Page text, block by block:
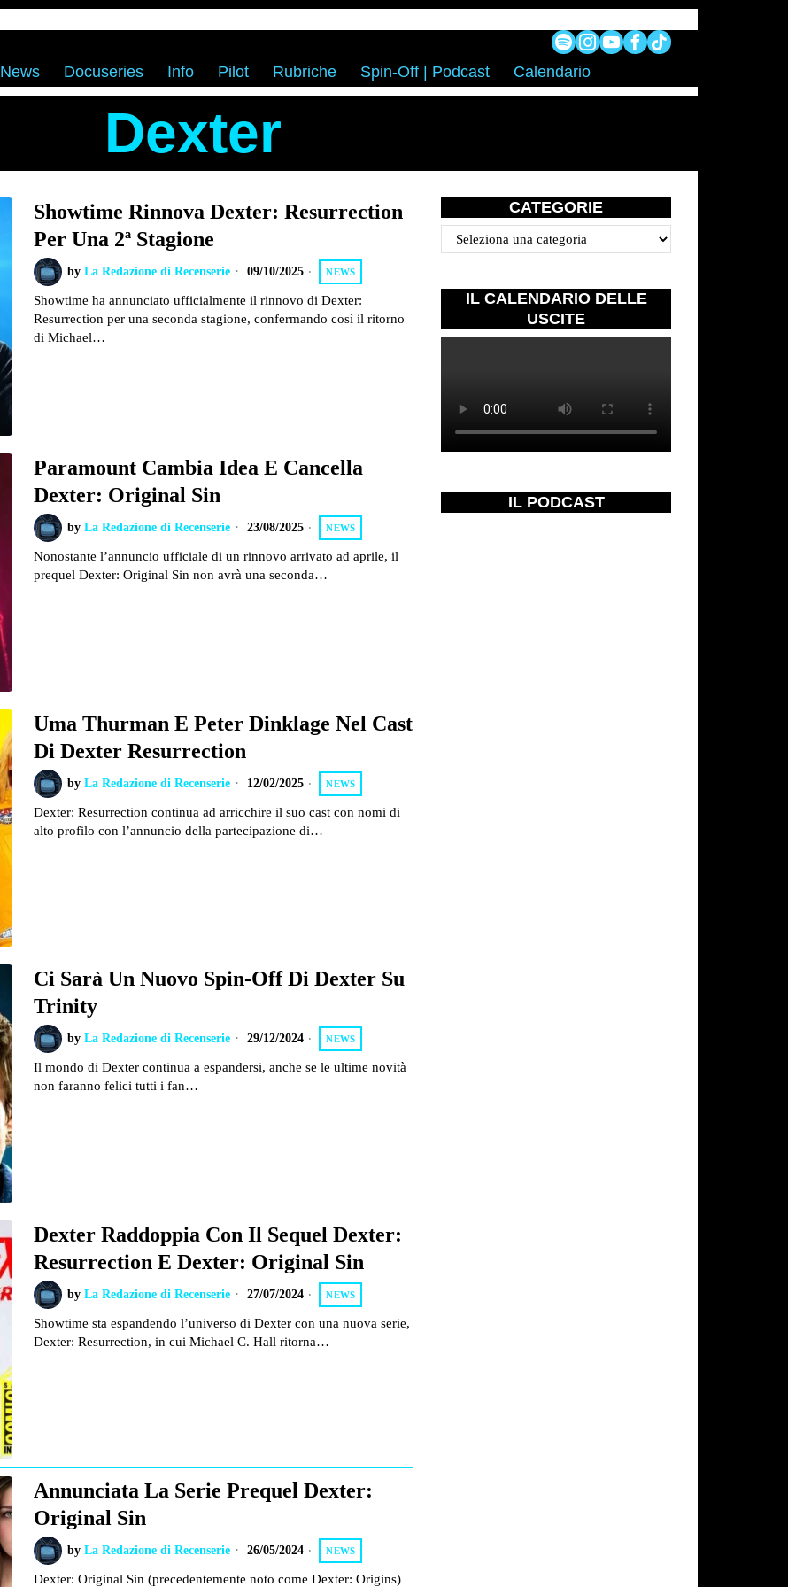
News Docuseries Info Pilot Rubriche Spin-Off | Podcast Calendario
Dexter
Showtime Rinnova Dexter: Resurrection
Per Una 2ª Stagione
by La Redazione di Recenserie 09/10/2025 NEWS
Showtime ha annunciato ufficialmente il rinnovo di Dexter:
Resurrection per una seconda stagione, confermando così il ritorno
di Michael…
Paramount Cambia Idea E Cancella
Dexter: Original Sin
by La Redazione di Recenserie 23/08/2025 NEWS
Nonostante l’annuncio ufficiale di un rinnovo arrivato ad aprile, il
prequel Dexter: Original Sin non avrà una seconda…
Uma Thurman E Peter Dinklage Nel Cast
Di Dexter Resurrection
by La Redazione di Recenserie 12/02/2025 NEWS
Dexter: Resurrection continua ad arricchire il suo cast con nomi di
alto profilo con l’annuncio della partecipazione di…
Ci Sarà Un Nuovo Spin-Off Di Dexter Su
Trinity
by La Redazione di Recenserie 29/12/2024 NEWS
Il mondo di Dexter continua a espandersi, anche se le ultime novità
non faranno felici tutti i fan…
Dexter Raddoppia Con Il Sequel Dexter:
Resurrection E Dexter: Original Sin
by La Redazione di Recenserie 27/07/2024 NEWS
Showtime sta espandendo l’universo di Dexter con una nuova serie,
Dexter: Resurrection, in cui Michael C. Hall ritorna…
Annunciata La Serie Prequel Dexter:
Original Sin
by La Redazione di Recenserie 26/05/2024 NEWS
Dexter: Original Sin (precedentemente noto come Dexter: Origins)
CATEGORIE
Categorie
IL CALENDARIO DELLE
USCITE
IL PODCAST